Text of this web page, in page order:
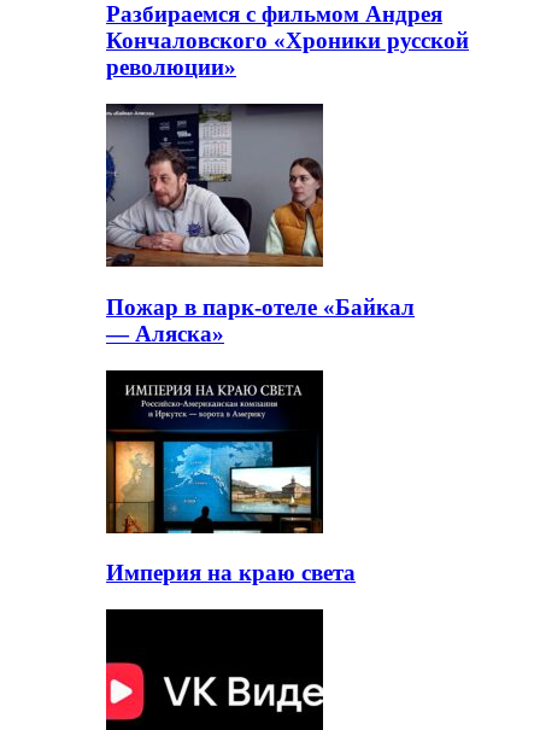
Разбираемся с фильмом Андрея
Кончаловского «Хроники русской
революции»
Пожар в парк-отеле «Байкал
— Аляска»
Империя на краю света